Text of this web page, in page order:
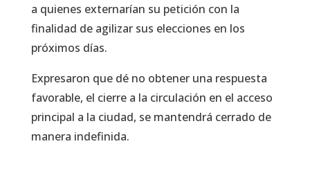
a quienes externarían su petición con la
finalidad de agilizar sus elecciones en los
próximos días.
Expresaron que dé no obtener una respuesta
favorable, el cierre a la circulación en el acceso
principal a la ciudad, se mantendrá cerrado de
manera indefinida.